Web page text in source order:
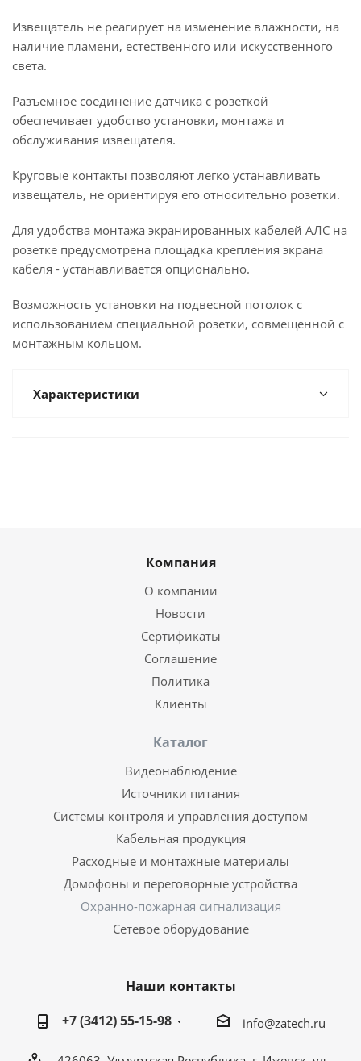
Извещатель не реагирует на изменение влажности, на
наличие пламени, естественного или искусственного
света.
Разъемное соединение датчика с розеткой
обеспечивает удобство установки, монтажа и
обслуживания извещателя.
Круговые контакты позволяют легко устанавливать
извещатель, не ориентируя его относительно розетки.
Для удобства монтажа экранированных кабелей АЛС на
розетке предусмотрена площадка крепления экрана
кабеля - устанавливается опционально.
Возможность установки на подвесной потолок с
использованием специальной розетки, совмещенной с
монтажным кольцом.
Характеристики
Компания
О компании
Новости
Сертификаты
Соглашение
Политика
Клиенты
Каталог
Видеонаблюдение
Источники питания
Системы контроля и управления доступом
Кабельная продукция
Расходные и монтажные материалы
Домофоны и переговорные устройства
Охранно-пожарная сигнализация
Сетевое оборудование
Наши контакты
+7 (3412) 55-15-98
info@zatech.ru